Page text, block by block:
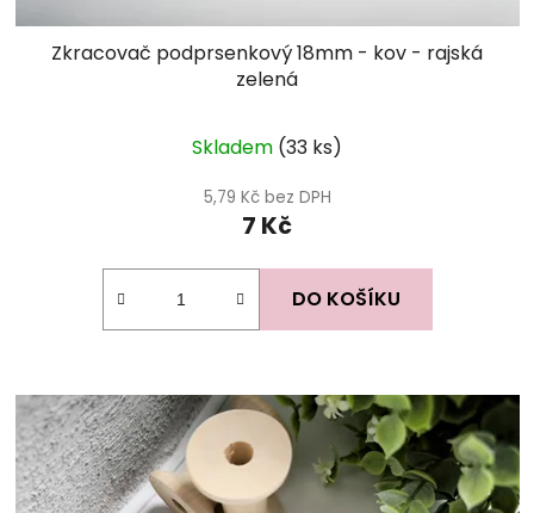
Zkracovač podprsenkový 18mm - kov - rajská
zelená
Skladem (33 ks)
5,79 Kč bez DPH
7 Kč
DO KOŠÍKU